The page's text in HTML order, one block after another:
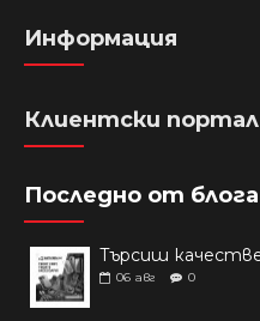
Информация
Клиентски портал
Последно от блога
06 авг 0